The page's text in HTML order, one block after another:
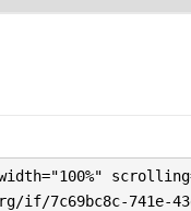
if/7c69bc8c-741e-